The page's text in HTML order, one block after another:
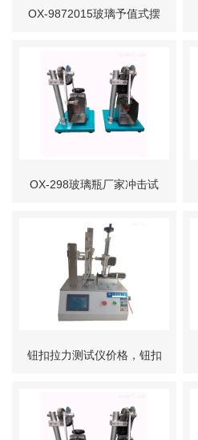
OX-9872015玻璃予值式摆
OX-298玻璃瓶厂家冲击试
钮扣拉力测试仪价格，钮扣
机标准